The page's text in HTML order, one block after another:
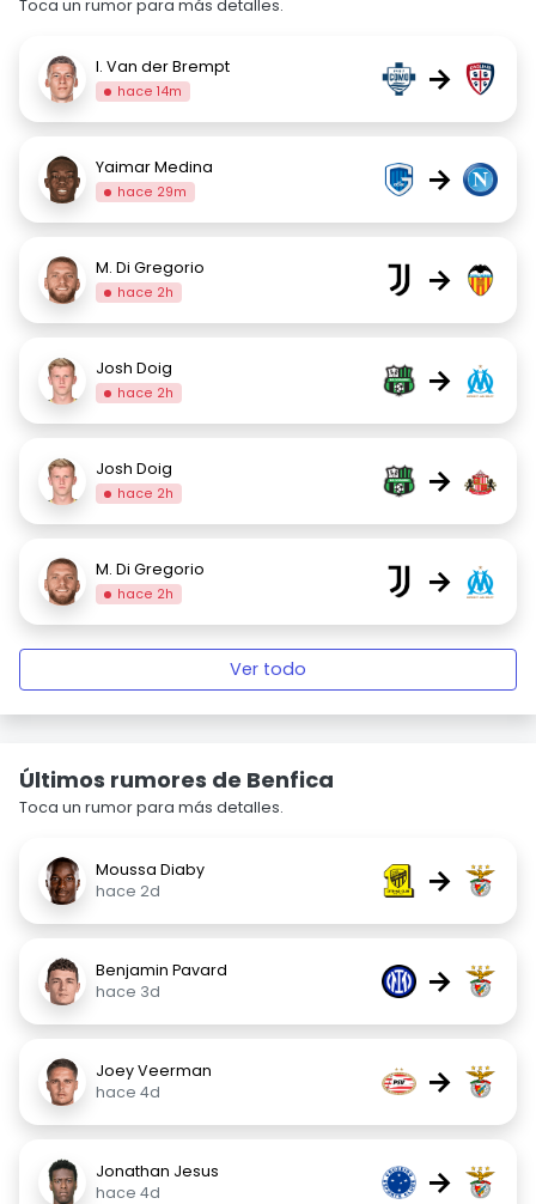
Toca un rumor para más detalles.
I. Van der Brempt
hace 14m →
Yaimar Medina
hace 29m →
M. Di Gregorio
hace 2h →
Josh Doig
hace 2h →
Josh Doig
hace 2h →
M. Di Gregorio
hace 2h →
Ver todo
Últimos rumores de Benfica
Toca un rumor para más detalles.
Moussa Diaby
hace 2d
→
Benjamin Pavard
hace 3d
→
Joey Veerman
hace 4d
→
Jonathan Jesus
hace 4d
→